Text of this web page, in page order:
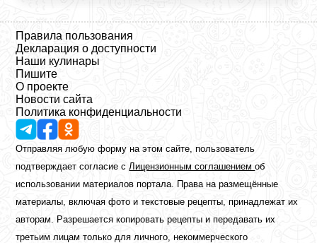
Правила пользования
Декларация о доступности
Наши кулинары
Пишите
О проекте
Новости сайта
Политика конфиденциальности
Отправляя любую форму на этом сайте, пользователь
подтверждает согласие сЛицензионным соглашениемоб
использовании материалов портала. Права на размещённые
материалы, включая фото и текстовые рецепты, принадлежат их
авторам. Разрешается копировать рецепты и передавать их
третьим лицам только для личного, некоммерческого